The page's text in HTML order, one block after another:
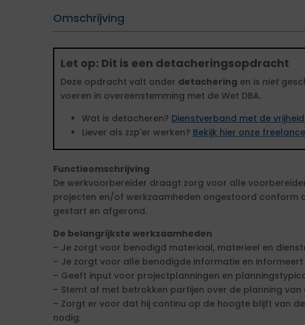
Omschrijving
Let op: Dit is een detacheringsopdracht
Deze opdracht valt onder detachering en is niet
voeren in overeenstemming met de Wet DBA.
Wat is detacheren? Dienstverband met de
Liever als zzp'er werken? Bekijk hier onze
Functieomschrijving
De werkvoorbereider draagt zorg voor alle
projecten en/of werkzaamheden ongestoord conform
gestart en afgerond.
De belangrijkste werkzaamheden
– Je zorgt voor benodigd materiaal, materieel en
– Je zorgt voor alle benodigde informatie en
– Geeft input voor projectplanningen en
– Stemt af met betrokken partijen over de planning van
– Zorgt er voor dat hij continu op de hoogte blijft van
nodig;